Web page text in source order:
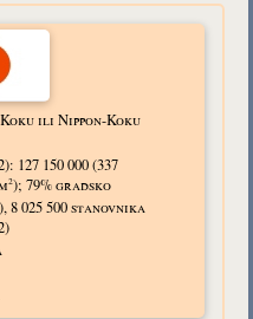
ili Nippon-Koku
127 150 000 (337
2); 79% gradsko
8 025 500 stanovnika